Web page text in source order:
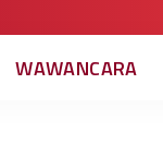
WAWANCARA